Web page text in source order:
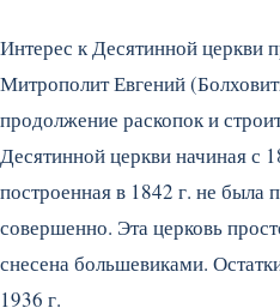
Интерес к Десятинной церкви
Митрополит Евгений
продолжение раскопок и
Десятинной церкви начиная с
построенная в 1842 г. не была
совершенно. Эта церковь
снесена большевиками.
1936 г.